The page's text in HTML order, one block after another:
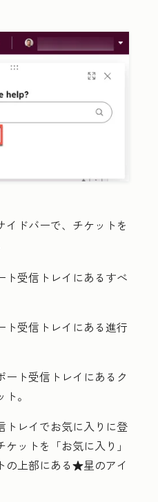
ドバーで、チケットを
ト受信トレイにあるすべ
ト受信トレイにある進行
ート受信トレイにあるク
。
トレイでお気に入りに登
ケットを 「お気に入り」
の上部にあるfavorite星のアイ